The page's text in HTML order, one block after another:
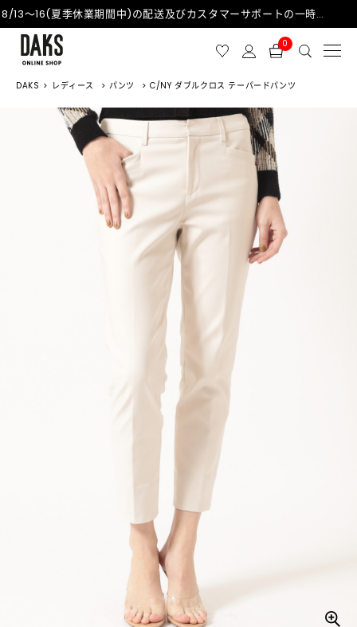
0
DAKS レディース パンツ C/NY ダブルクロス テーパードパンツ